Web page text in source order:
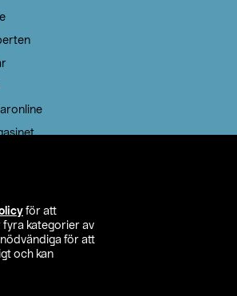
för att
fyra kategorier av
för att
och kan